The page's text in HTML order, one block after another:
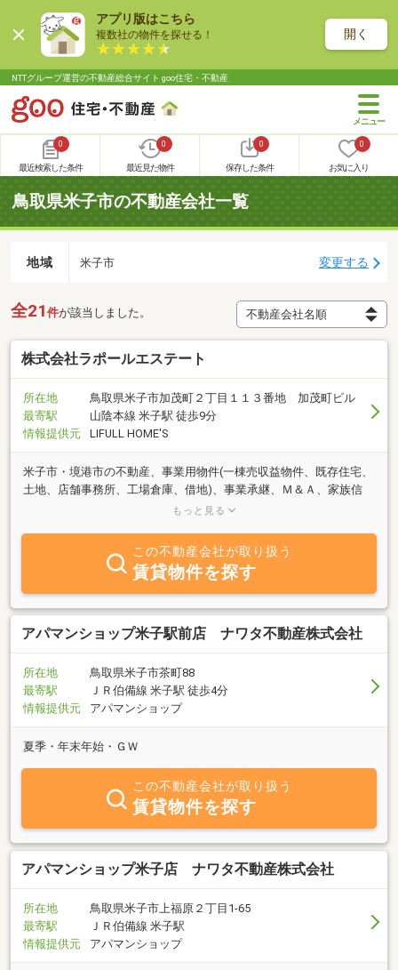
アプリ版はこちら
複数社の物件を探せる！ 開く
NTTグループ運営の不動産総合サイト goo住宅・不動産
0
最近検索した条件
0
最近見た物件
0
保存した条件
0
お気に入り
鳥取県米子市の不動産会社一覧
地域 米子市 変更する
全21 件が該当しました。
株式会社ラポールエステート
所在地
鳥取県米子市加茂町２丁目１１３番地 加茂町ビル
最寄駅
山陰本線 米子駅 徒歩9分
情報提供元
LIFULL HOME'S
米子市・境港市の不動産、事業用物件(一棟売収益物件、既存住宅、
土地、店舗事務所、工場倉庫、借地)、事業承継、Ｍ＆Ａ、家族信
託、企業進出支援、起業開業相談は株式会社ラポールエステートに
もっと見る
この不動産会社が取り扱う
賃貸物件を探す
アパマンショップ米子駅前店 ナワタ不動産株式会社
所在地
鳥取県米子市茶町88
最寄駅
ＪＲ伯備線 米子駅 徒歩4分
情報提供元
アパマンショップ
夏季・年末年始・ＧＷ
この不動産会社が取り扱う
賃貸物件を探す
アパマンショップ米子店 ナワタ不動産株式会社
所在地
鳥取県米子市上福原２丁目1-65
最寄駅
ＪＲ伯備線 米子駅
情報提供元
アパマンショップ